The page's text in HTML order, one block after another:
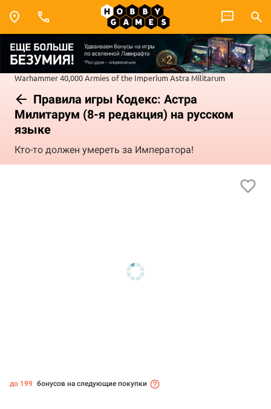
Warhammer 40,000Armies of the ImperiumAstra Militarum
Правила игры Кодекс: Астра
Милитарум (8-я редакция) на русском
языке
Кто-то должен умереть за Императора!
до 199 бонусов на следующие покупки